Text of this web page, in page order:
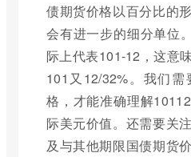
债期货价格以百分比的
会有进一步的细分单位
际上代表101-12，这意
101又12/32%。我们
格，才能准确理解
际美元价值。还需要关
及与其他期限国债期货